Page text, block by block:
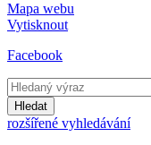
Mapa webu
Vytisknout
Facebook
Hledat
rozšířené vyhledávání